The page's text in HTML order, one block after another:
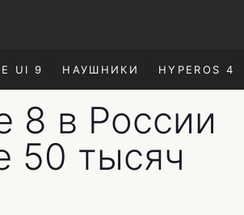
UI 9 НАУШНИКИ HYPEROS 4
8 в России
50 тысяч